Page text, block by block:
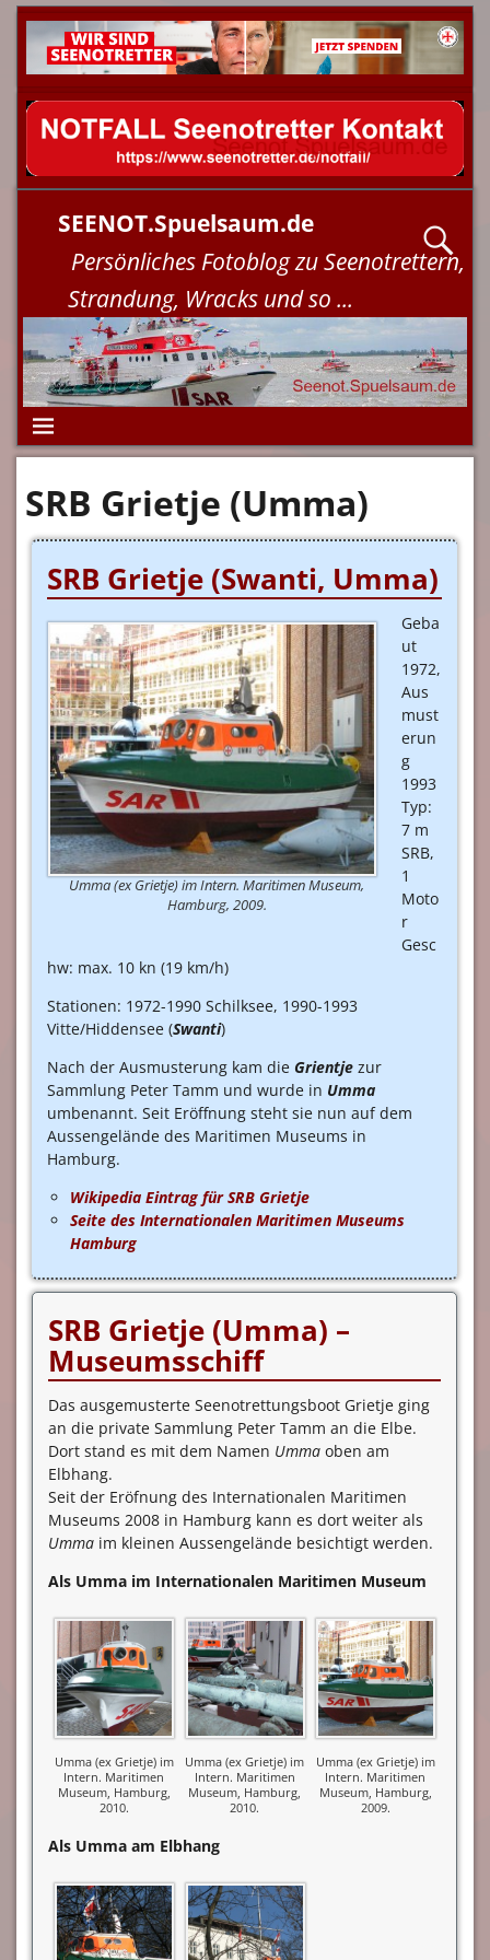
SEENOT.Spuelsaum.de
Persönliches Fotoblog zu Seenotrettern,
Strandung, Wracks und so ...
SRB Grietje (Umma)
SRB Grietje (Swanti, Umma)
Umma (ex Grietje) im Intern. Maritimen Museum,
Hamburg, 2009.
Geba
ut
1972,
Aus
must
erun
g
1993
Typ:
7 m
SRB,
1
Moto
r
Gesc
hw: max. 10 kn (19 km/h)
Stationen: 1972-1990 Schilksee, 1990-1993
Vitte/Hiddensee (Swanti)
Nach der Ausmusterung kam dieGrientje zur
Sammlung Peter Tamm und wurde in Umma
umbenannt. Seit Eröffnung steht sie nun auf dem
Aussengelände des Maritimen Museums in
Hamburg.
Wikipedia Eintrag für SRBGrietje
Seite des Internationalen Maritimen Museums
Hamburg
SRB Grietje (Umma) –
Museumsschiff
Das ausgemusterte Seenotrettungsboot Grietje ging
an die private Sammlung Peter Tamm an die Elbe.
Dort stand es mit dem Namen Umma oben am
Elbhang.
Seit der Eröfnung des Internationalen Maritimen
Museums 2008 in Hamburg kann es dort weiter als
Umma im kleinen Aussengelände besichtigt werden.
Als Umma im Internationalen Maritimen Museum
Umma (ex Grietje) im
Intern. Maritimen
Museum, Hamburg,
2010.
Umma (ex Grietje) im
Intern. Maritimen
Museum, Hamburg,
2010.
Umma (ex Grietje) im
Intern. Maritimen
Museum, Hamburg,
2009.
Als Umma am Elbhang